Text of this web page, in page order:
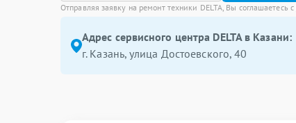
Отправляя заявку на ремонт техники DELTA, Вы соглашаетесь с
Адрес сервисного центра DELTA в Казани:
г. Казань, улица Достоевского, 40